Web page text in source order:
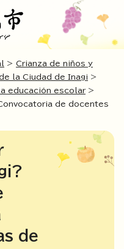
> Crianza de niños y
la Ciudad de Inagi >
educación escolar>
de docentes
de